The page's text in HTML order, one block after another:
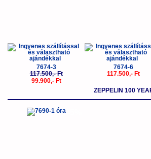
7674-3
117.500,- Ft
99.900,- Ft
7674-6
117.500,- Ft
ZEPPELIN 100